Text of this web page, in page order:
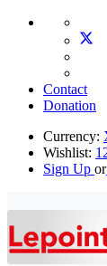
Contact
Donation
Currency:
Wishlist:
Sign Up or